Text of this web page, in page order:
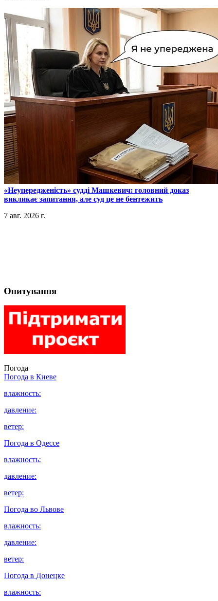
​«Неупередженість» судді Машкевич: головний доказ
викликає запитання, але суд це не бентежить
7 авг. 2026 г.
Опитування
Погода
Погода в Киеве
влажность:
давление:
ветер:
Погода в Одессе
влажность:
давление:
ветер:
Погода во Львове
влажность:
давление:
ветер:
Погода в Донецке
влажность: